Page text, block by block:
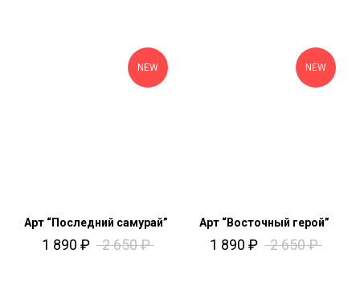
NEW
Арт “Последний самурай”
1 890 ₽ 2 650₽
NEW
Арт “Восточный герой”
1 890 ₽ 2 650₽